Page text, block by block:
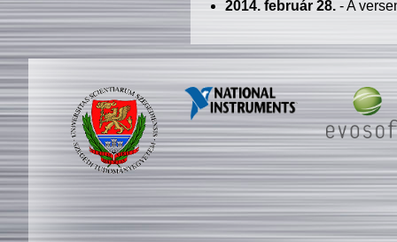
2014. február 28.- A